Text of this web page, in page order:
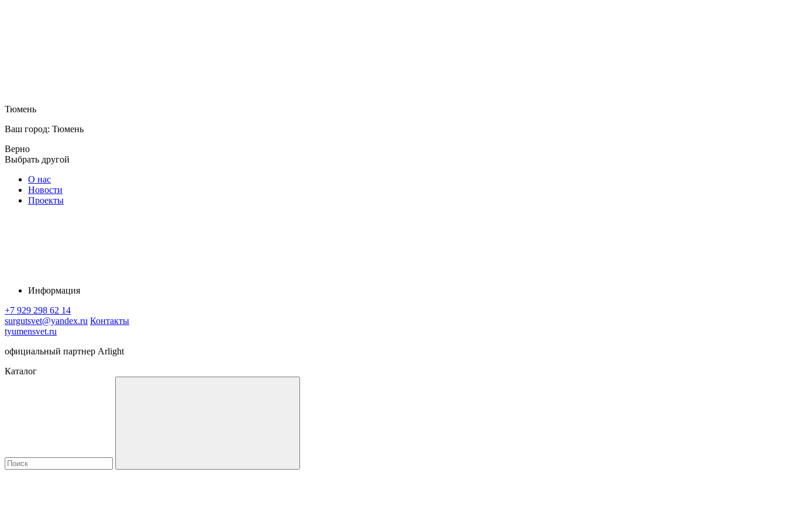
Тюмень
Ваш город: Тюмень
Верно
Выбрать другой
О нас
Новости
Проекты
Информация
+7 929 298 62 14
surgutsvet@yandex.ru Контакты
tyumensvet.ru
официальный партнер Arlight
Каталог